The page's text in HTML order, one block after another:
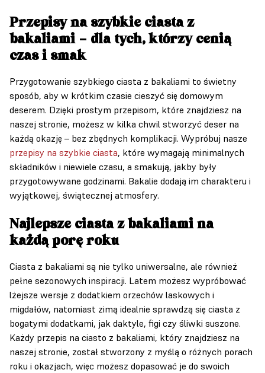
Przepisy na szybkie ciasta z
bakaliami – dla tych, którzy cenią
czas i smak
Przygotowanie szybkiego ciasta z bakaliami to świetny
sposób, aby w krótkim czasie cieszyć się domowym
deserem. Dzięki prostym przepisom, które znajdziesz na
naszej stronie, możesz w kilka chwil stworzyć deser na
każdą okazję – bez zbędnych komplikacji. Wypróbuj nasze
przepisy na szybkie ciasta, które wymagają minimalnych
składników i niewiele czasu, a smakują, jakby były
przygotowywane godzinami. Bakalie dodają im charakteru i
wyjątkowej, świątecznej atmosfery.
Najlepsze ciasta z bakaliami na
każdą porę roku
Ciasta z bakaliami są nie tylko uniwersalne, ale również
pełne sezonowych inspiracji. Latem możesz wypróbować
lżejsze wersje z dodatkiem orzechów laskowych i
migdałów, natomiast zimą idealnie sprawdzą się ciasta z
bogatymi dodatkami, jak daktyle, figi czy śliwki suszone.
Każdy przepis na ciasto z bakaliami, który znajdziesz na
naszej stronie, został stworzony z myślą o różnych porach
roku i okazjach, więc możesz dopasować je do swoich